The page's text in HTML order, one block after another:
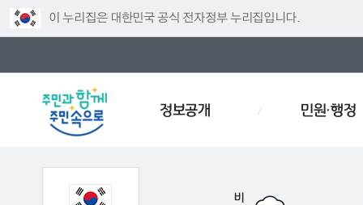
이 누리집은 대한민국 공식 전자정부 누리집입니다.
정보공개 민원·행정
비